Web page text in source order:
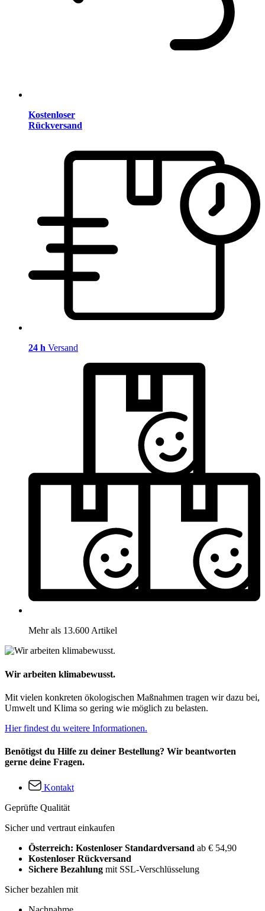
Kostenloser
Rückversand
24 h Versand
Mehr als 13.600 Artikel
Wir arbeiten klimabewusst.
Mit vielen konkreten ökologischen Maßnahmen tragen wir dazu bei,
Umwelt und Klima so gering wie möglich zu belasten.
Hier findest du weitere Informationen.
Benötigst du Hilfe zu deiner Bestellung? Wir beantworten
gerne deine Fragen.
Kontakt
Geprüfte Qualität
Sicher und vertraut einkaufen
Österreich: Kostenloser Standardversand ab € 54,90
Kostenloser Rückversand
Sichere Bezahlung mit SSL-Verschlüsselung
Sicher bezahlen mit